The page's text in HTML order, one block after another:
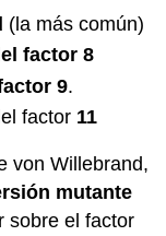
(la más común)
factor 8
9.
factor 11
von Willebrand,
mutante
sobre el factor